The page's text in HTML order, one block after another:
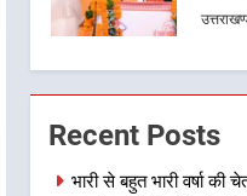
6
के
Recent Posts
भारी से बहुत भारी वर्षा की